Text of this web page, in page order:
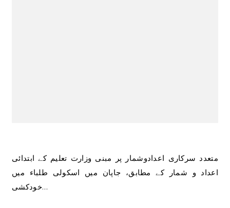
متعدد سرکاری اعدادوشمار پر مبنی وزارت تعلیم کے ابتدائی
اعداد و شمار کے مطابق، جاپان میں اسکولی طلباء میں
خودکشی…